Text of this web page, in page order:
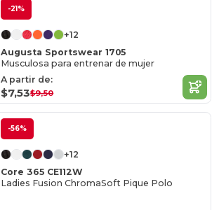
-21%
+12
Augusta Sportswear 1705
Musculosa para entrenar de mujer
A partir de:
$7,53$9,50
-56%
+12
Core 365 CE112W
Ladies Fusion ChromaSoft Pique Polo